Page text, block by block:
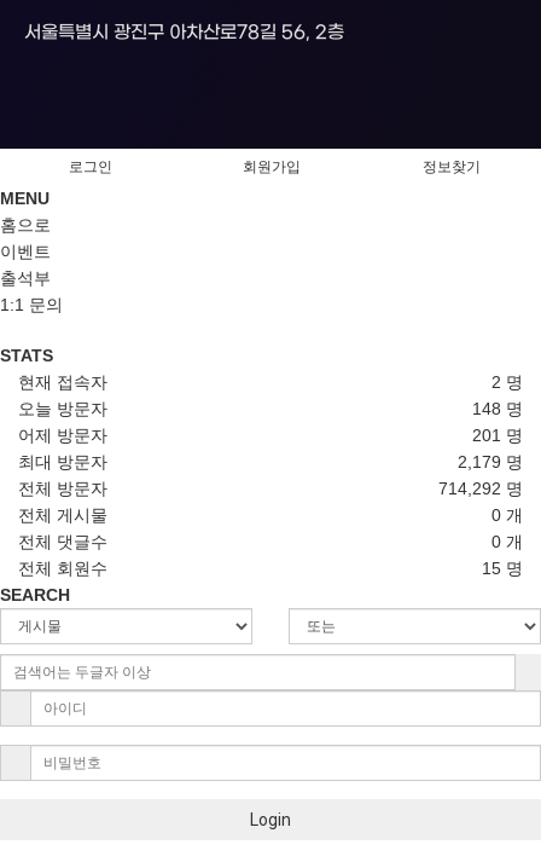
서울특별시 광진구 아차산로78길 56, 2층
로그인 회원가입 정보찾기
MENU
홈으로
이벤트
출석부
1:1 문의
STATS
2 명
현재 접속자
148 명
오늘 방문자
201 명
어제 방문자
2,179 명
최대 방문자
714,292 명
전체 방문자
0 개
전체 게시물
0 개
전체 댓글수
15 명
전체 회원수
SEARCH
Login